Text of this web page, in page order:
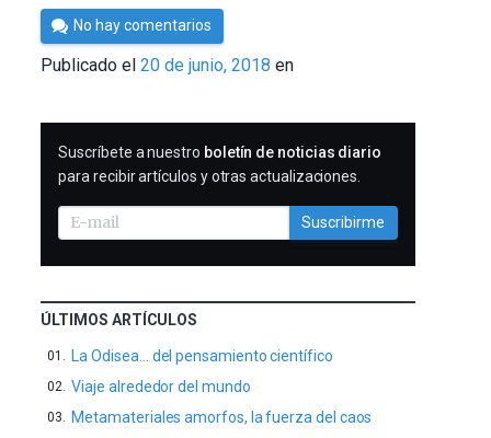
Por
César
Tomé
No hay comentarios
Publicado el20 de junio, 2018 en
SUSCRIBIRME
Suscríbete a nuestro boletín de noticias diario
para recibir artículos y otras actualizaciones.
Suscribirme
ÚLTIMOS ARTÍCULOS
La Odisea… del pensamiento científico
Viaje alrededor del mundo
Metamateriales amorfos, la fuerza del caos